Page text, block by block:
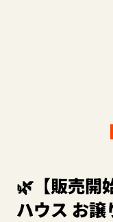
🌿【販売開
ハウス お